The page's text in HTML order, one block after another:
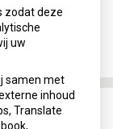
zodat deze
uw
samen met
inhoud
Translate